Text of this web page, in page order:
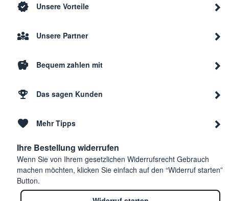
Unsere Vorteile
Unsere Partner
Bequem zahlen mit
Das sagen Kunden
Mehr Tipps
Ihre Bestellung widerrufen
Wenn Sie von Ihrem gesetzlichen Widerrufsrecht Gebrauch
machen möchten, klicken Sie einfach auf den “Widerruf starten”
Button.